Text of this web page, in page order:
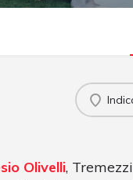
Olivelli,